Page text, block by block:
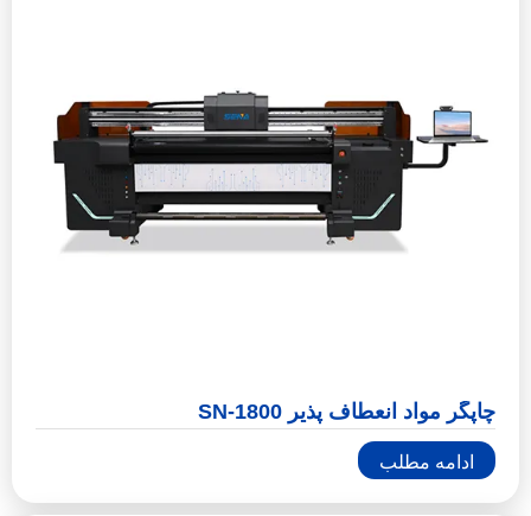
چاپگر مواد انعطاف پذیر SN-1800
ادامه مطلب